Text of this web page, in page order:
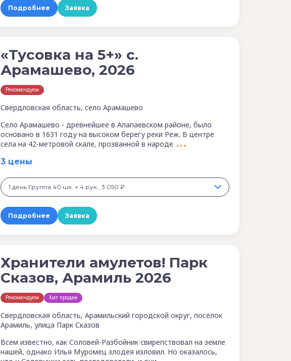
Подробнее Заявка
«Тусовка на 5+» с.
Арамашево, 2026
Рекомендуем
Свердловская область, село Арамашево
Село Арамашево - древнейшее в Алапаевском районе, было
основано в 1631 году на высоком берегу реки Реж. В центре
села на 42-метровой скале, прозванной в народе
3 цены
1 день Группа 40 шк. + 4 рук., 3 050 ₽
Подробнее Заявка
Хранители амулетов! Парк
Сказов, Арамиль 2026
Рекомендуем Хит продаж
Свердловская область, Арамильский городской округ, посёлок
Арамиль, улица Парк Сказов
Всем известно, как Соловей-Разбойник свирепствовал на земле
нашей, однако Илья Муромец злодея изловил. Но оказалось,